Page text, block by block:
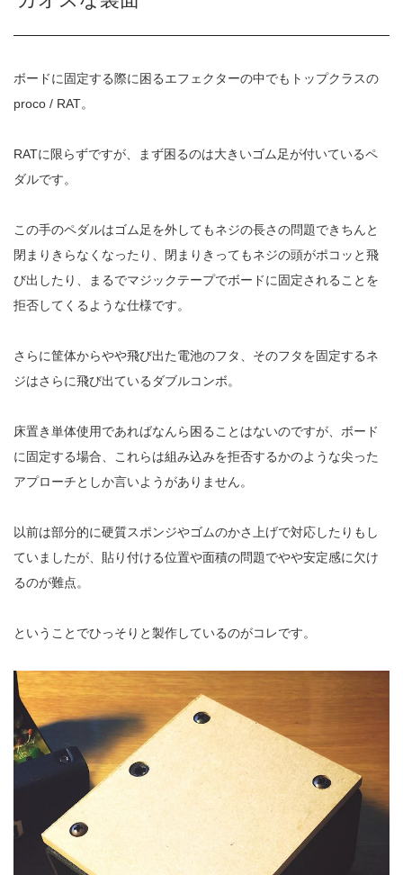
ボードに固定する際に困るエフェクターの中でもトップクラスの
proco / RAT。
RATに限らずですが、まず困るのは大きいゴム足が付いているペ
ダルです。
この手のペダルはゴム足を外してもネジの長さの問題できちんと
閉まりきらなくなったり、閉まりきってもネジの頭がポコッと飛
び出したり、まるでマジックテープでボードに固定されることを
拒否してくるような仕様です。
さらに筐体からやや飛び出た電池のフタ、そのフタを固定するネ
ジはさらに飛び出ているダブルコンボ。
床置き単体使用であればなんら困ることはないのですが、ボード
に固定する場合、これらは組み込みを拒否するかのような尖った
アプローチとしか言いようがありません。
以前は部分的に硬質スポンジやゴムのかさ上げで対応したりもし
ていましたが、貼り付ける位置や面積の問題でやや安定感に欠け
るのが難点。
ということでひっそりと製作しているのがコレです。